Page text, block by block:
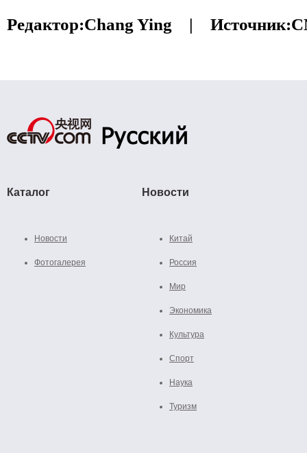
Редактор:Chang Ying | Источник:
Каталог
Новости
Фотогалерея
Новости
Китай
Россия
Мир
Экономика
Культура
Спорт
Наука
Туризм